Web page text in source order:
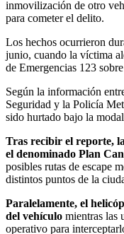
inmovilización de otro
para cometer el delito.
Los hechos ocurrieron
junio, cuando la víctima
de Emergencias 123
Según la información
Seguridad y la Policía
sido hurtado bajo la
Tras recibir el reporte,
el denominado Plan
posibles rutas de escape
distintos puntos de la
Paralelamente, el
del vehículo mientras las
operativo para